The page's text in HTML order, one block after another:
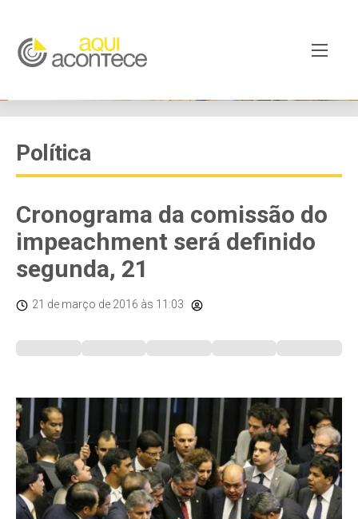
Política
Cronograma da comissão do
impeachment será definido
segunda, 21
21 de março de 2016 às 11:03